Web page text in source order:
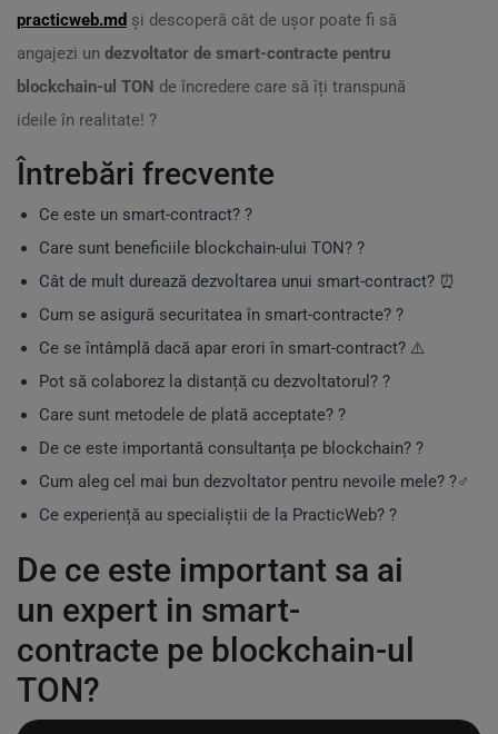
practicweb.md și descoperă cât de ușor poate fi să
angajezi un dezvoltator de smart-contracte pentru
blockchain-ul TON de încredere care să îți transpună
ideile în realitate! ?
Întrebări frecvente
Ce este un smart-contract? ?
Care sunt beneficiile blockchain-ului TON? ?
Cât de mult durează dezvoltarea unui smart-contract? ⏰
Cum se asigură securitatea în smart-contracte? ?
Ce se întâmplă dacă apar erori în smart-contract? ⚠️
Pot să colaborez la distanță cu dezvoltatorul? ?
Care sunt metodele de plată acceptate? ?
De ce este importantă consultanța pe blockchain? ?
Cum aleg cel mai bun dezvoltator pentru nevoile mele? ?️‍♂️
Ce experiență au specialiștii de la PracticWeb? ?
De ce este important sa ai
un expert in smart-
contracte pe blockchain-ul
TON?